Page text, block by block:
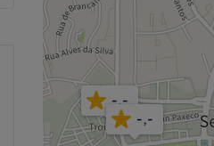
-,-
-,-